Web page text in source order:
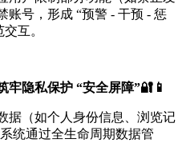
账号，形成 “预警 - 干预 - 惩
互。
牢隐私保护 “安全屏障”🔐📱
据（如个人身份信息、浏览记
统通过全生命周期数据管